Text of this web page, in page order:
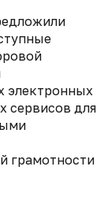
электронных
сервисов для
грамотности